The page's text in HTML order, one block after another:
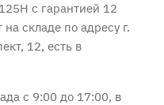
с гарантией 12
складе по адресу г.
12, есть в
с 9:00 до 17:00, в